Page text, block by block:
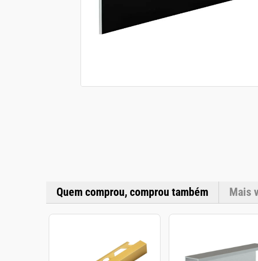
Quem comprou, comprou também Mais